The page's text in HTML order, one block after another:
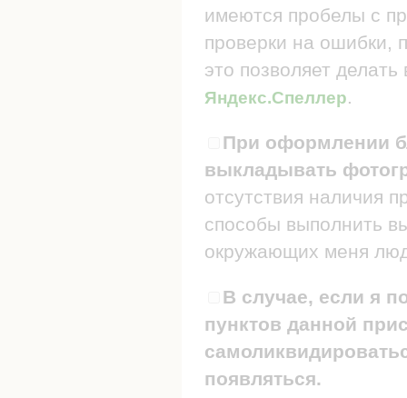
имеются пробелы с
проверки на ошибки,
это позволяет
Яндекс.Спеллер.
При оформлении
выкладывать
отсутствия наличия
способы выполнить
окружающих меня
В случае, если я
пунктов данной
появляться.